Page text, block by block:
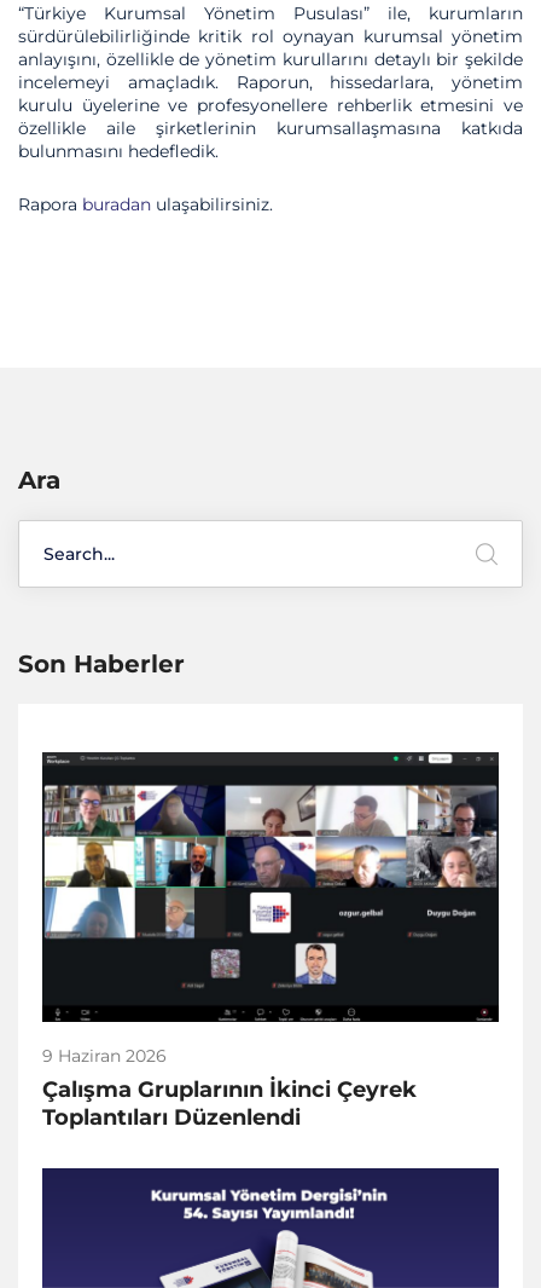
“Türkiye Kurumsal Yönetim Pusulası” ile, kurumların
sürdürülebilirliğinde kritik rol oynayan kurumsal yönetim
anlayışını, özellikle de yönetim kurullarını detaylı bir şekilde
incelemeyi amaçladık. Raporun, hissedarlara, yönetim
kurulu üyelerine ve profesyonellere rehberlik etmesini ve
özellikle aile şirketlerinin kurumsallaşmasına katkıda
bulunmasını hedefledik.
Rapora buradan ulaşabilirsiniz.
Ara
Son Haberler
9 Haziran 2026
Çalışma Gruplarının İkinci Çeyrek
Toplantıları Düzenlendi